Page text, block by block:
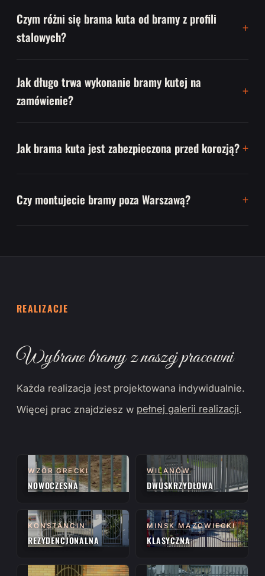
Czym różni się brama kuta od bramy z profili
stalowych?
Jak długo trwa wykonanie bramy kutej na
zamówienie?
Jak brama kuta jest zabezpieczona przed korozją?
Czy montujecie bramy poza Warszawą?
REALIZACJE
Wybrane bramy z naszej pracowni
Każda realizacja jest projektowana indywidualnie.
Więcej prac znajdziesz w pełnej galerii realizacji.
WZÓR GRECKI
NOWOCZESNA
WILANÓW
DWUSKRZYDŁOWA
KONSTANCIN
REZYDENCJONALNA
MIŃSK MAZOWIECKI
KLASYCZNA